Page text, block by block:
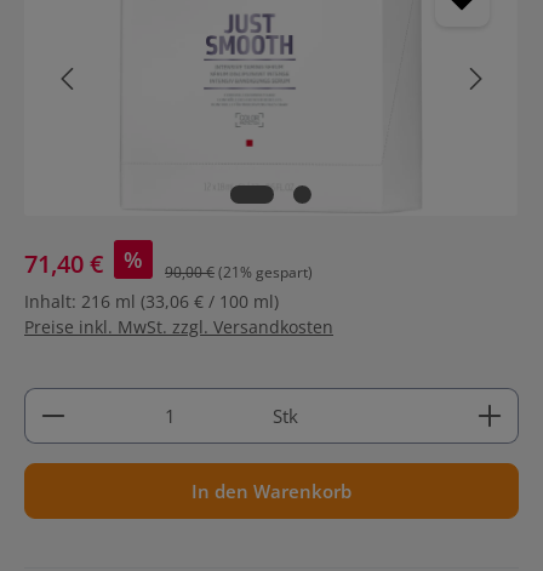
71,40 € % 90,00 €(21% gespart)
Inhalt: 216 ml (33,06 € / 100 ml)
Preise inkl. MwSt. zzgl. Versandkosten
Produkt Anzahl: Gib den gewünschten Wert ein
Stk
In den Warenkorb